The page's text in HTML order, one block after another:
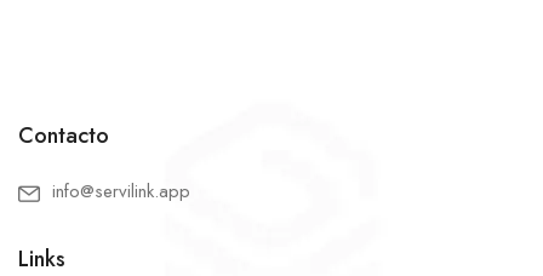
Contacto
info@servilink.app
Links